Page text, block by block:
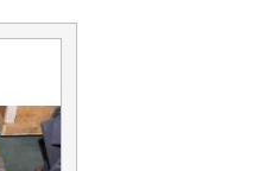
议，将秉着坚